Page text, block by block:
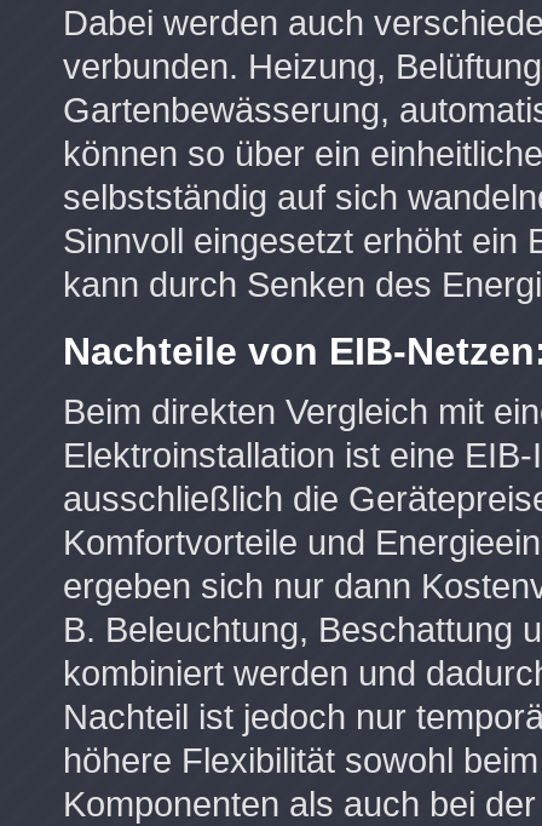
Dabei werden auch
verbunden. Heizung,
Gartenbewässerung,
können so über ein
selbstständig auf sich
Sinnvoll eingesetzt erhöht ein
kann durch Senken des
Nachteile von EIB-
Beim direkten Vergleich mit
Elektroinstallation ist eine
ausschließlich die
Komfortvorteile und
ergeben sich nur dann
B. Beleuchtung, Beschattung
kombiniert werden und
Nachteil ist jedoch nur
höhere Flexibilität sowohl
Komponenten als auch bei